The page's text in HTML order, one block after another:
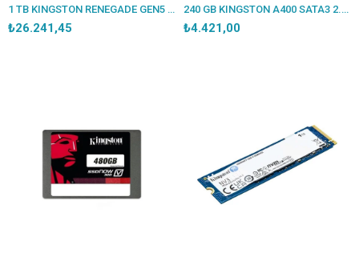
1 TB KINGSTON RENEGADE GEN5 M.2 2280 PCIE 5.0 X4 NVME SRNG2S/1T0
₺26.241,45
240 GB KINGSTON A400 SATA3 2.5 500/350MBS SA400S37/240G
₺4.421,00